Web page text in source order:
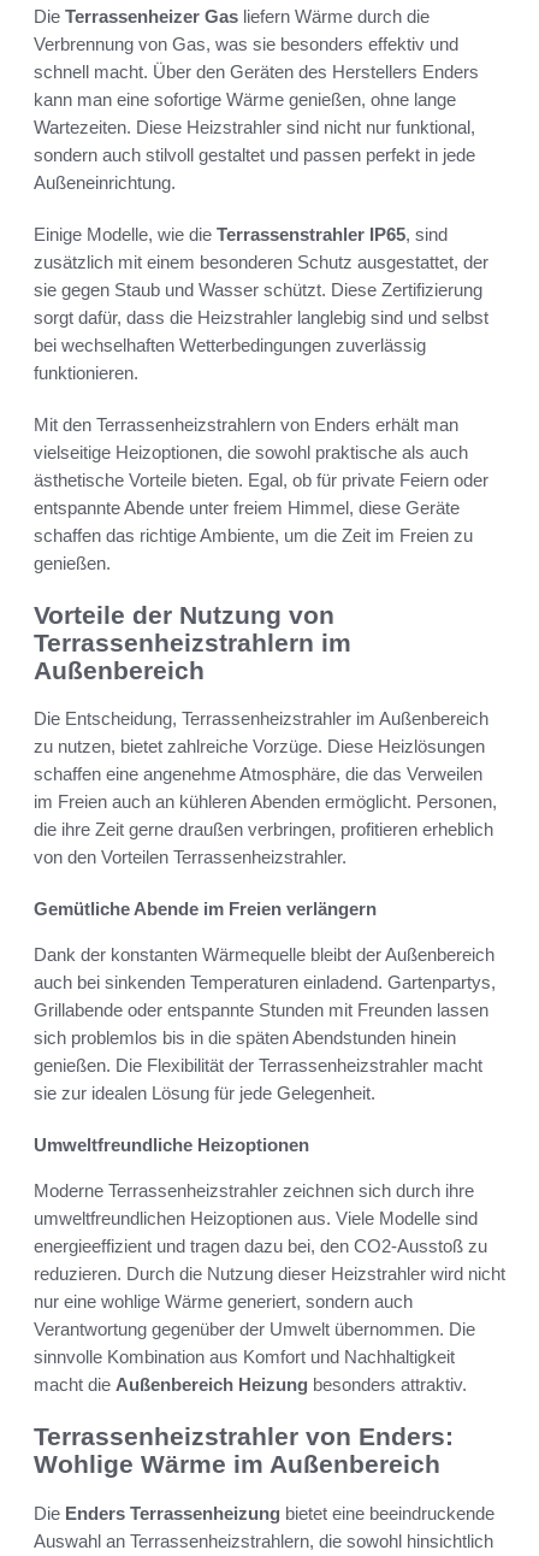
Die Terrassenheizer Gas liefern Wärme durch die
Verbrennung von Gas, was sie besonders effektiv und
schnell macht. Über den Geräten des Herstellers Enders
kann man eine sofortige Wärme genießen, ohne lange
Wartezeiten. Diese Heizstrahler sind nicht nur funktional,
sondern auch stilvoll gestaltet und passen perfekt in jede
Außeneinrichtung.
Einige Modelle, wie die Terrassenstrahler IP65, sind
zusätzlich mit einem besonderen Schutz ausgestattet, der
sie gegen Staub und Wasser schützt. Diese Zertifizierung
sorgt dafür, dass die Heizstrahler langlebig sind und selbst
bei wechselhaften Wetterbedingungen zuverlässig
funktionieren.
Mit den Terrassenheizstrahlern von Enders erhält man
vielseitige Heizoptionen, die sowohl praktische als auch
ästhetische Vorteile bieten. Egal, ob für private Feiern oder
entspannte Abende unter freiem Himmel, diese Geräte
schaffen das richtige Ambiente, um die Zeit im Freien zu
genießen.
Vorteile der Nutzung von
Terrassenheizstrahlern im
Außenbereich
Die Entscheidung, Terrassenheizstrahler im Außenbereich
zu nutzen, bietet zahlreiche Vorzüge. Diese Heizlösungen
schaffen eine angenehme Atmosphäre, die das Verweilen
im Freien auch an kühleren Abenden ermöglicht. Personen,
die ihre Zeit gerne draußen verbringen, profitieren erheblich
von den Vorteilen Terrassenheizstrahler.
Gemütliche Abende im Freien verlängern
Dank der konstanten Wärmequelle bleibt der Außenbereich
auch bei sinkenden Temperaturen einladend. Gartenpartys,
Grillabende oder entspannte Stunden mit Freunden lassen
sich problemlos bis in die späten Abendstunden hinein
genießen. Die Flexibilität der Terrassenheizstrahler macht
sie zur idealen Lösung für jede Gelegenheit.
Umweltfreundliche Heizoptionen
Moderne Terrassenheizstrahler zeichnen sich durch ihre
umweltfreundlichen Heizoptionen aus. Viele Modelle sind
energieeffizient und tragen dazu bei, den CO2-Ausstoß zu
reduzieren. Durch die Nutzung dieser Heizstrahler wird nicht
nur eine wohlige Wärme generiert, sondern auch
Verantwortung gegenüber der Umwelt übernommen. Die
sinnvolle Kombination aus Komfort und Nachhaltigkeit
macht die Außenbereich Heizung besonders attraktiv.
Terrassenheizstrahler von Enders:
Wohlige Wärme im Außenbereich
Die Enders Terrassenheizung bietet eine beeindruckende
Auswahl an Terrassenheizstrahlern, die sowohl hinsichtlich